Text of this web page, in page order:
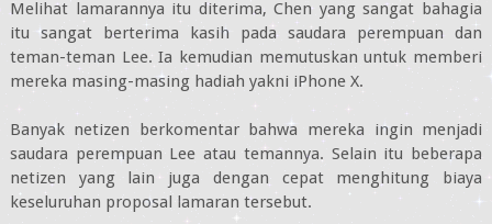
Melihat lamarannya itu diterima, Chen yang sangat bahagia
itu sangat berterima kasih pada saudara perempuan dan
teman-teman Lee. Ia kemudian memutuskan untuk memberi
mereka masing-masing hadiah yakni iPhone X.
Banyak netizen berkomentar bahwa mereka ingin menjadi
saudara perempuan Lee atau temannya. Selain itu beberapa
netizen yang lain juga dengan cepat menghitung biaya
keseluruhan proposal lamaran tersebut.